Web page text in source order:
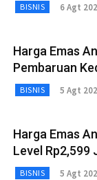
BISNIS 6 Agt
Harga Emas
Pembaruan
BISNIS 5 Agt
Harga Emas
Level Rp2,599
BISNIS 5 Agt